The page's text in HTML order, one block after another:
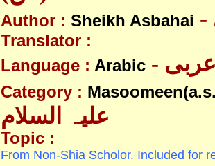
Author : Sheikh Asbahai
Translator :
Language : Arabic عربی
Category :
Topic :
From Non-Shia Scholor. Included for